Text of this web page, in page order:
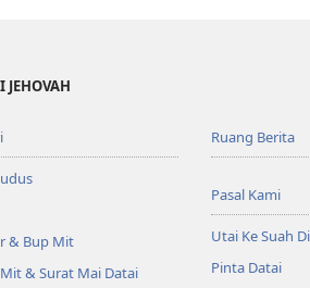
& Bup Mit
& Surat Mai Datai
Ruang Berita
Pasal Kami
Utai Ke Suah
Pinta Datai